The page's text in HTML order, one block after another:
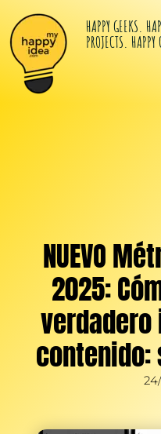
HAPPY GEEKS.
PROJECTS. HAPPY
NUEVO
2025:
contenido: